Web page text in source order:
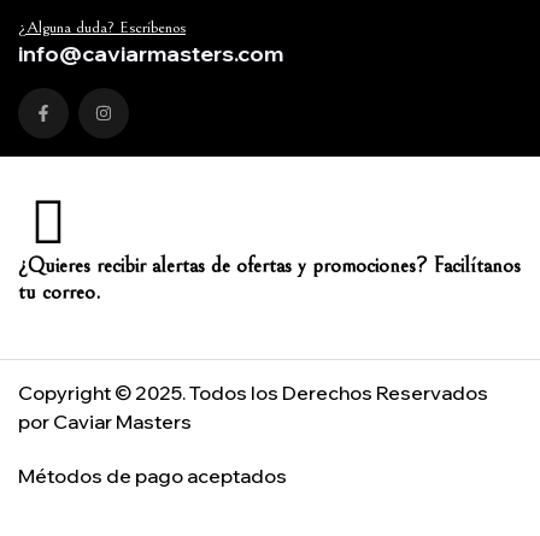
¿Alguna duda? Escríbenos
info@caviarmasters.com
¿Quieres recibir alertas de ofertas y promociones? Facilítanos
tu correo.
Copyright © 2025. Todos los Derechos Reservados
por Caviar Masters
Métodos de pago aceptados